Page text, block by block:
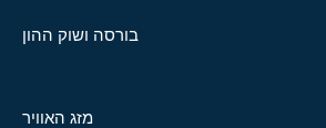
בורסה ושוק ההון
מזג האוויר